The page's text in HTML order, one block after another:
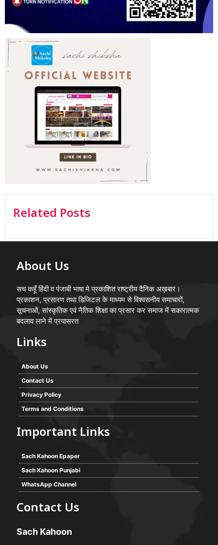
Related Posts
About Us
सच कहूँ हिंदी व पंजाबी भाषा मे प्रकाशित राष्ट्रीय दैनिक अख़बार।
प्रकाशन, प्रसारण तथा डिजिटल के माध्यम से विश्वसनीय समाचारों,
सूचनाओं, सांस्कृतिक एवं नैतिक शिक्षा का प्रसार कर समाज में सकारात्मक
बदलाव लाने में प्रयासरत
Links
About Us
Contact Us
Privacy Policy
Terms and Conditions
Important Links
Sach Kahoon Epaper
Sach Kahoon Punjabi
WhatsApp Channel
Contact Us
Sach Kahoon